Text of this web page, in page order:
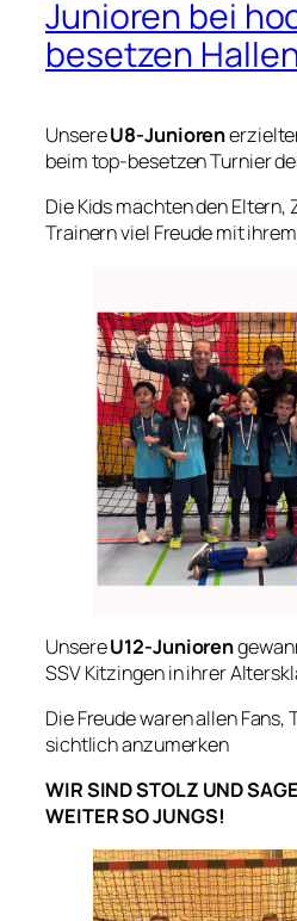
Junioren bei
besetzen
UnsereU8-Junioren
beim top-besetzen Turnier
Die Kids machten den Eltern,
Trainern viel Freude mit
UnsereU12-Junioren
SSV Kitzingen in ihrer
Die Freude waren allen Fans,
sichtlich anzumerken
WIR SIND STOLZ UND
WEITER SO JUNGS!